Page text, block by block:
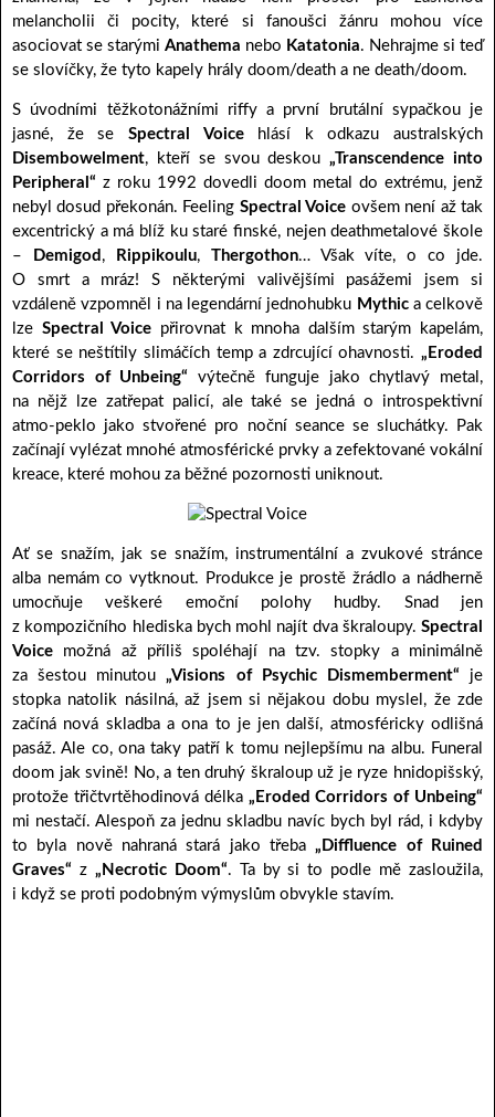
melancholii či pocity, které si fanoušci žánru mohou více
asociovat se starými Anathema nebo Katatonia. Nehrajme si teď
se slovíčky, že tyto kapely hrály doom/death a ne death/doom.
S úvodními těžkotonážními riffy a první brutální sypačkou je
jasné, že se Spectral Voicehlásí k odkazu australských
Disembowelment, kteří se svou deskou„Transcendence into
Peripheral“ z roku 1992 dovedli doom metal do extrému, jenž
nebyl dosud překonán. Feeling Spectral Voice ovšem není až tak
excentrický a má blíž ku staré finské, nejen deathmetalové škole
–
Demigod , Rippikoulu, Thergothon… Však víte, o co jde.
O smrt a mráz! S některými valivějšími pasážemi jsem si
vzdáleně vzpomněl i na legendární jednohubku Mythica celkově
lze Spectral Voice přirovnat k mnoha dalším starým kapelám,
které se neštítily slimáčích temp a zdrcující ohavnosti. „Eroded
Corridors of Unbeing“ výtečně funguje jako chytlavý metal,
na nějž lze zatřepat palicí, ale také se jedná o introspektivní
atmo-peklo jako stvořené pro noční seance se sluchátky. Pak
začínají vylézat mnohé atmosférické prvky a zefektované vokální
kreace, které mohou za běžné pozornosti uniknout.
Ať se snažím, jak se snažím, instrumentální a zvukové stránce
alba nemám co vytknout. Produkce je prostě žrádlo a nádherně
umocňuje veškeré emoční polohy hudby. Snad jen
z kompozičního hlediska bych mohl najít dva škraloupy. Spectral
Voice možná až příliš spoléhají na tzv. stopky a minimálně
za šestou minutou„Visions of Psychic Dismemberment“ je
stopka natolik násilná, až jsem si nějakou dobu myslel, že zde
začíná nová skladba a ona to je jen další, atmosféricky odlišná
pasáž. Ale co, ona taky patří k tomu nejlepšímu na albu. Funeral
doom jak svině! No, a ten druhý škraloup už je ryze hnidopišský,
protože třičtvrtěhodinová délka „Eroded Corridors of Unbeing“
mi nestačí. Alespoň za jednu skladbu navíc bych byl rád, i kdyby
to byla nově nahraná stará jako třeba„Diffluence of Ruined
Graves“ z „Necrotic Doom“. Ta by si to podle mě zasloužila,
i když se proti podobným výmyslům obvykle stavím.